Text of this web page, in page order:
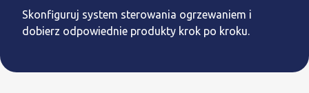
Skonfiguruj system sterowania ogrzewaniem i
dobierz odpowiednie produkty krok po kroku.